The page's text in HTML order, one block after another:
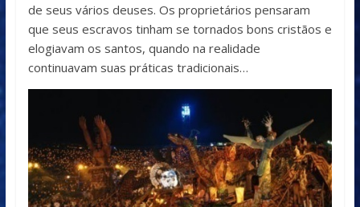
de seus vários deuses. Os proprietários pensaram
que seus escravos tinham se tornados bons cristãos e
elogiavam os santos, quando na realidade
continuavam suas práticas tradicionais…